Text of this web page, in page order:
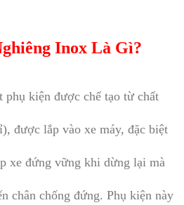
Inox Là Gì?
phụ kiện được chế tạo từ chất
được lắp vào xe máy, đặc biệt
xe đứng vững khi dừng lại mà
chân chống đứng. Phụ kiện này